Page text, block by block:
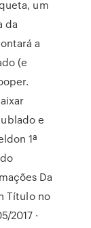
um
da
a
(e
e
1ª
Da
Título no
2017 ·